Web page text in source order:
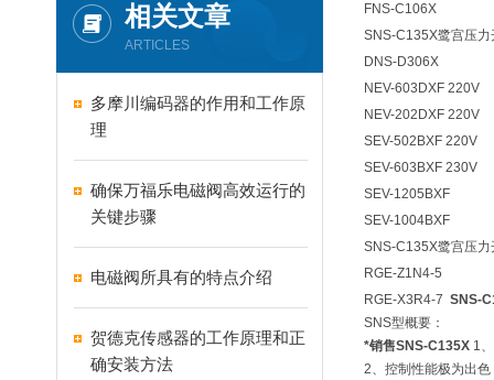
相关文章
ARTICLES
多摩川编码器的作用和工作原
理
确保万福乐电磁阀高效运行的
关键步骤
电磁阀所具有的特点介绍
贺德克传感器的工作原理和正
确安装方法
FNS-C106X
SNS-C135X鹭宫压
DNS-D306X
NEV-603DXF 220V
NEV-202DXF 220V
SEV-502BXF 220V
SEV-603BXF 230V
SEV-1205BXF
SEV-1004BXF
SNS-C135X鹭宫压
RGE-Z1N4-5
RGE-X3R4-7 SNS-
SNS型概要：
*销售SNS-C135X 1
2、控制性能极为出